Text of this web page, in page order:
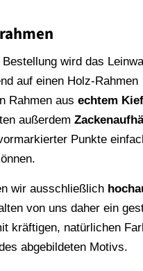
wird das
auf einen Holz-Rahmen
Rahmen aus echtem
außerdem
Punkte
wir ausschließlich
von uns daher ein
kräftigen, natürlichen
abgebildeten Motivs.